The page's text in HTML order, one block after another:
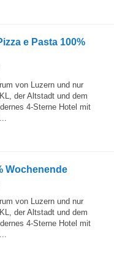
e Pasta 100%
von Luzern und nur
der Altstadt und dem
4-Sterne Hotel mit
Wochenende
von Luzern und nur
der Altstadt und dem
4-Sterne Hotel mit